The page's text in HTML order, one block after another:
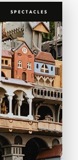
SPECTACLES